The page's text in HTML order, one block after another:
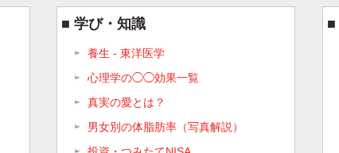
学び・知識
養生 - 東洋医学
心理学の◯◯効果一覧
真実の愛とは？
男女別の体脂肪率（写真解説）